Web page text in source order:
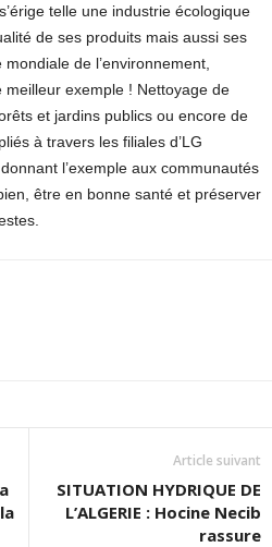
telle une industrie écologique
de ses produits mais aussi ses
de l’environnement,
exemple ! Nettoyage de
et jardins publics ou encore de
à travers les filiales d’LG
l’exemple aux communautés
être en bonne santé et préserver
Article suivant
SITUATION HYDRIQUE DE
L’ALGERIE : Hocine Necib
rassure